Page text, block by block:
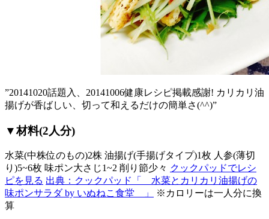
”20141020話題入、20141006健康レシピ掲載感謝! カリカリ油
揚げが香ばしい、切って和えるだけの簡単さ(^^)”
▼材料(2人分)
水菜(中株位のもの)2株 油揚げ(手揚げタイプ)1枚 人参(薄切
り)5~6枚 味ポン大さじ1~2 削り節少々 クックパッドでレシ
ピを見る 出典：クックパッド「 水菜とカリカリ油揚げの
味ポンサラダ by いぬねこ食堂 」
※カロリーは一人分に換
算